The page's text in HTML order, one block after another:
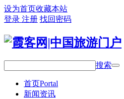
设为首页收藏本站
登录 注册 找回密码
搜索
首页Portal
新闻资讯